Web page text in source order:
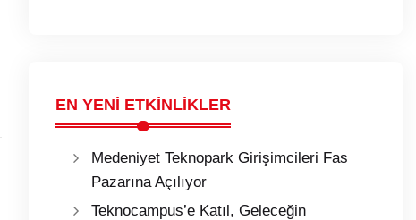
EN YENİ ETKİNLİKLER
Medeniyet Teknopark Girişimcileri Fas
Pazarına Açılıyor
Teknocampus’e Katıl, Geleceğin